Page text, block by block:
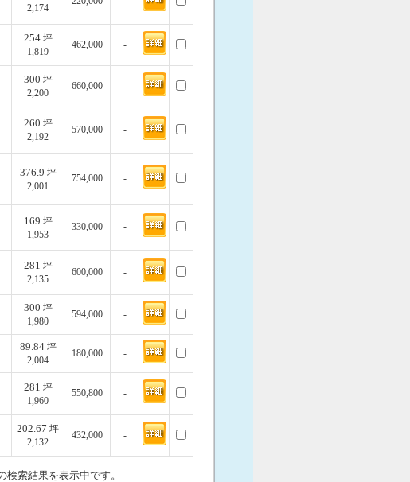
2,174
254坪
1,819
462,000 -
300 坪
2,200
660,000 -
260 坪
2,192
570,000 -
376.9 坪
2,001
754,000 -
169 坪
1,953
330,000 -
281 坪
2,135
600,000 -
300 坪
1,980
594,000 -
89.84坪
2,004
180,000 -
281 坪
1,960
550,800 -
202.67 坪
2,132
432,000 -
索結果を表示中です。